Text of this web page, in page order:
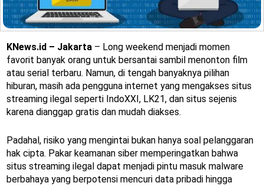
KNews.id – Jakarta – Long weekend menjadi momen
favorit banyak orang untuk bersantai sambil menonton film
atau serial terbaru. Namun, di tengah banyaknya pilihan
hiburan, masih ada pengguna internet yang mengakses situs
streaming ilegal seperti IndoXXI, LK21, dan situs sejenis
karena dianggap gratis dan mudah diakses.
Padahal, risiko yang mengintai bukan hanya soal pelanggaran
hak cipta. Pakar keamanan siber memperingatkan bahwa
situs streaming ilegal dapat menjadi pintu masuk malware
berbahaya yang berpotensi mencuri data pribadi hingga